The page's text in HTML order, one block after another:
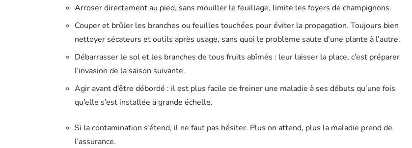
Arroser directement au pied, sans mouiller le feuillage, limite les foyers de champignons.
Couper et brûler les branches ou feuilles touchées pour éviter la propagation. Toujours bien
nettoyer sécateurs et outils après usage, sans quoi le problème saute d’une plante à l’autre.
Débarrasser le sol et les branches de tous fruits abîmés : leur laisser la place, c’est préparer
l’invasion de la saison suivante.
Agir avant d’être débordé : il est plus facile de freiner une maladie à ses débuts qu’une fois
qu’elle s’est installée à grande échelle.
Si la contamination s’étend, il ne faut pas hésiter. Plus on attend, plus la maladie prend de
l’assurance.